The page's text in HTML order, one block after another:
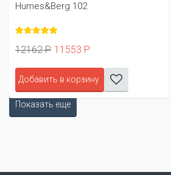
Humes&Berg 102
12162 Р 11553 Р
Добавить в корзину
Показать еще